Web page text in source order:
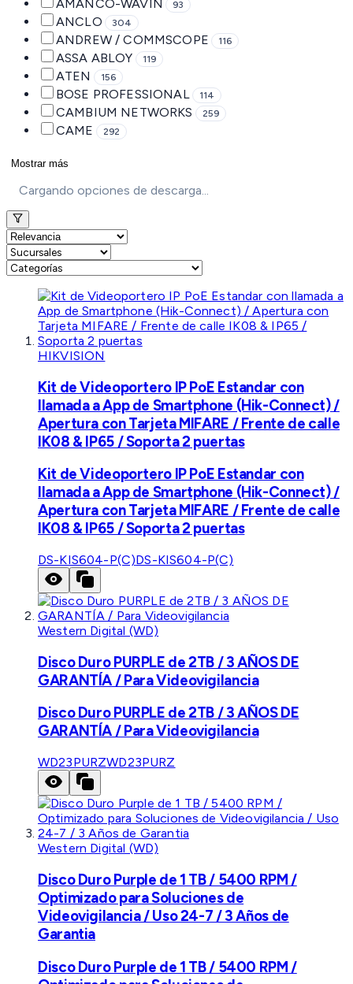
AMANCO-WAVIN 93
ANCLO 304
ANDREW / COMMSCOPE 116
ASSA ABLOY 119
ATEN 156
BOSE PROFESSIONAL 114
CAMBIUM NETWORKS 259
CAME 292
Mostrar más
Cargando opciones de descarga...
HIKVISION
Kit de Videoportero IP PoE Estandar con
llamada a App de Smartphone (Hik-Connect) /
Apertura con Tarjeta MIFARE / Frente de calle
IK08 & IP65 / Soporta 2 puertas
Kit de Videoportero IP PoE Estandar con
llamada a App de Smartphone (Hik-Connect) /
Apertura con Tarjeta MIFARE / Frente de calle
IK08 & IP65 / Soporta 2 puertas
DS-KIS604-P(C)DS-KIS604-P(C)
Western Digital (WD)
Disco Duro PURPLE de 2TB / 3 AÑOS DE
GARANTÍA / Para Videovigilancia
Disco Duro PURPLE de 2TB / 3 AÑOS DE
GARANTÍA / Para Videovigilancia
WD23PURZWD23PURZ
Western Digital (WD)
Disco Duro Purple de 1 TB / 5400 RPM /
Optimizado para Soluciones de
Videovigilancia / Uso 24-7 / 3 Años de
Garantia
Disco Duro Purple de 1 TB / 5400 RPM /